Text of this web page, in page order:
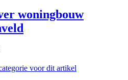
woningbouw
voor dit artikel